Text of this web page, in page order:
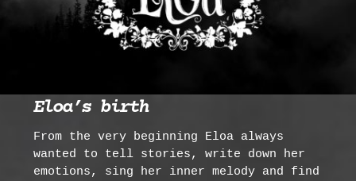
Eloa’s birth
From the very beginning Eloa always
wanted to tell stories, write down her
emotions, sing her inner melody and find